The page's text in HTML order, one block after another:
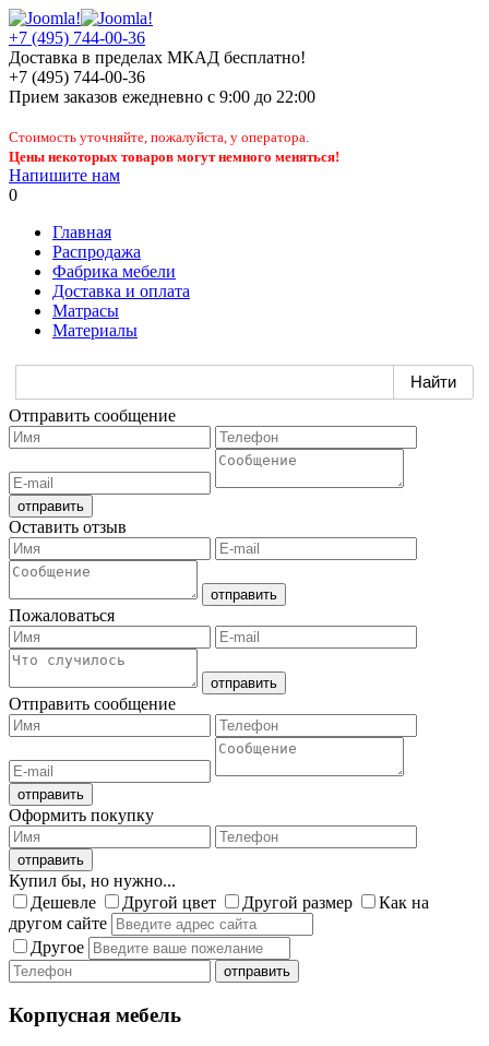
+7 (495) 744-00-36
Доставка в пределах МКАД бесплатно!
+7 (495) 744-00-36
Прием заказов ежедневно с 9:00 до 22:00
Стоимость уточняйте, пожалуйста, у оператора.
Цены некоторых товаров могут немного меняться!
Напишите нам
0
Главная
Распродажа
Фабрика мебели
Доставка и оплата
Матрасы
Материалы
Отправить сообщение
Оставить отзыв
Пожаловаться
Отправить сообщение
Оформить покупку
Купил бы, но нужно...
Дешевле
Другой цвет Другой размер
Как на
другом сайте
Другое
Корпусная мебель